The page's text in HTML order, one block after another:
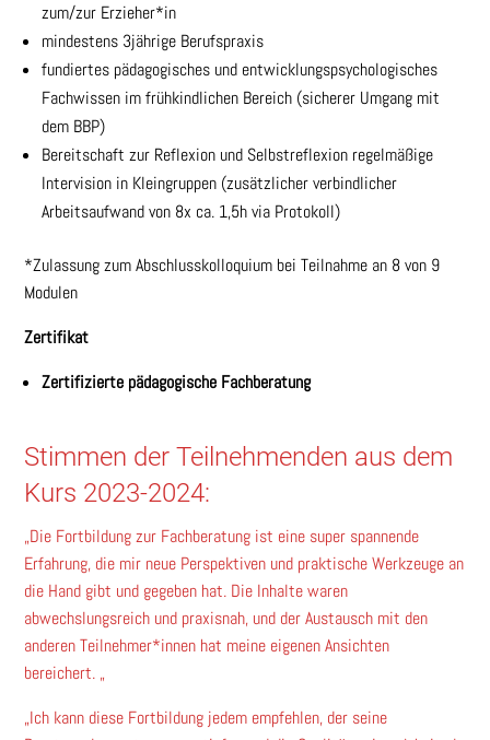
zum/zur Erzieher*in
mindestens 3jährige Berufspraxis
fundiertes pädagogisches und entwicklungspsychologisches
Fachwissen im frühkindlichen Bereich (sicherer Umgang mit
dem BBP)
Bereitschaft zur Reflexion und Selbstreflexion regelmäßige
Intervision in Kleingruppen (zusätzlicher verbindlicher
Arbeitsaufwand von 8x ca. 1,5h via Protokoll)
*Zulassung zum Abschlusskolloquium bei Teilnahme an 8 von 9
Modulen
Zertifikat
Zertifizierte pädagogische Fachberatung
Stimmen der Teilnehmenden aus dem
Kurs 2023-2024:
„Die Fortbildung zur Fachberatung ist eine super spannende
Erfahrung, die mir neue Perspektiven und praktische Werkzeuge an
die Hand gibt und gegeben hat. Die Inhalte waren
abwechslungsreich und praxisnah, und der Austausch mit den
anderen Teilnehmer*innen hat meine eigenen Ansichten
bereichert. „
„Ich kann diese Fortbildung jedem empfehlen, der seine